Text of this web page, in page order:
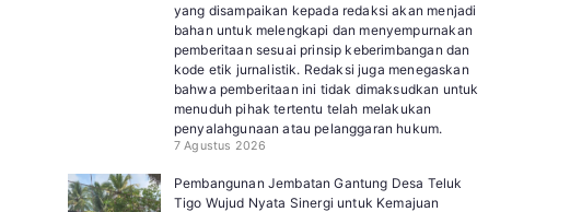
yang disampaikan kepada redaksi akan menjadi
bahan untuk melengkapi dan menyempurnakan
pemberitaan sesuai prinsip keberimbangan dan
kode etik jurnalistik. Redaksi juga menegaskan
bahwa pemberitaan ini tidak dimaksudkan untuk
menuduh pihak tertentu telah melakukan
penyalahgunaan atau pelanggaran hukum.
7 Agustus 2026
Pembangunan Jembatan Gantung Desa Teluk
Tigo Wujud Nyata Sinergi untuk Kemajuan